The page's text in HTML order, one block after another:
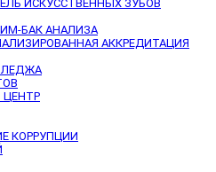
ИСКУССТВЕННЫХ ЗУБОВ
БАК АНАЛИЗА
АККРЕДИТАЦИЯ
КОРРУПЦИИ